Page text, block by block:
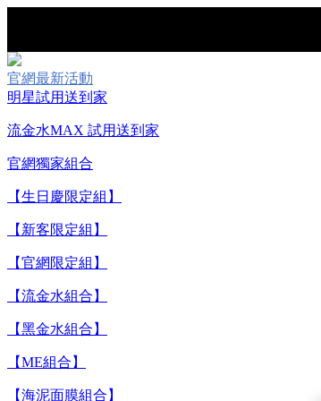
官網最新活動
明星試用送到家
流金水MAX 試用送到家
官網獨家組合
【生日慶限定組】
【新客限定組】
【官網限定組】
【流金水組合】
【黑金水組合】
【ME組合】
【海泥面膜組合】